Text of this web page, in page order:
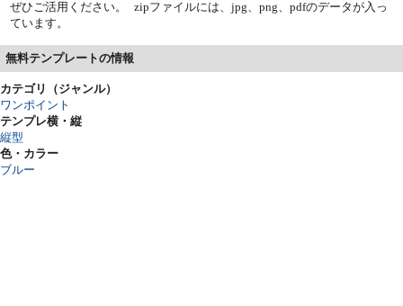
ぜひご活用ください。 zipファイルには、jpg、png、pdfのデータが入っ
ています。
無料テンプレートの情報
カテゴリ（ジャンル）
ワンポイント
テンプレ横・縦
縦型
色・カラー
ブルー